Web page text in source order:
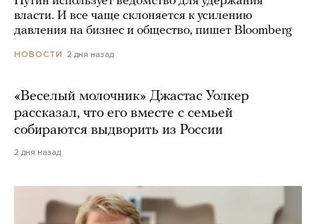
власти. И все чаще склоняется к усилению
давления на бизнес и общество, пишет Bloomberg
НОВОСТИ 2 дня назад
«Веселый молочник» Джастас Уолкер
рассказал, что его вместе с семьей
собираются выдворить из России
2 дня назад